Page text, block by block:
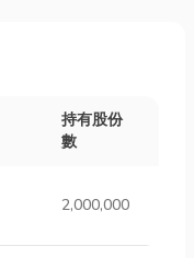
持有股份
數
2,000,000